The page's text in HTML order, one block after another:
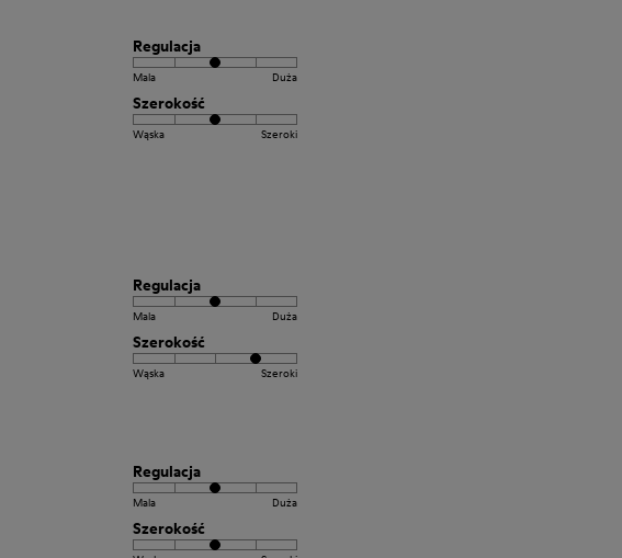
Regulacja
Mala Duża
Szerokość
Wąska Szeroki
Regulacja
Mala Duża
Szerokość
Wąska Szeroki
Regulacja
Mala Duża
Szerokość